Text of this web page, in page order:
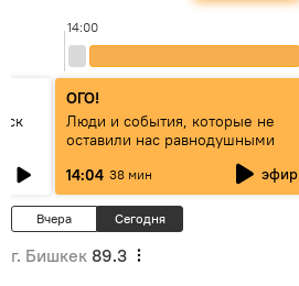
14:00
ОГО!
Люди и события, которые не
оставили нас равнодушными
14:04 38 мин эфир
Вчера Сегодня
г. Бишкек 89.3